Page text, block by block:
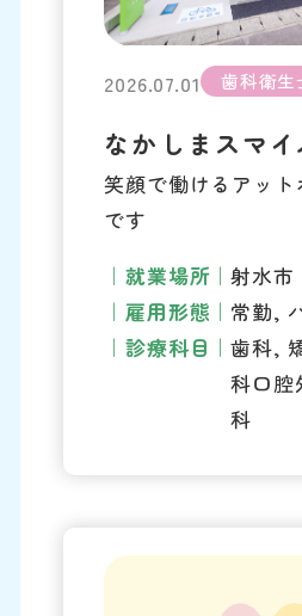
2026.07.01 歯科衛生
なかしまスマ
笑顔で働けるアッ
です
就業場所
射水市
雇用形態
常勤,
診療科目
歯科,
科口腔
科